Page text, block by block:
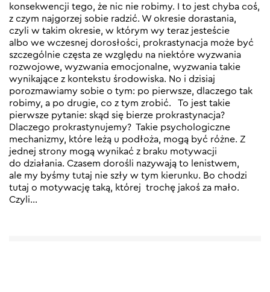
konsekwencji tego, że nic nie robimy. I to jest chyba coś,
z czym najgorzej sobie radzić. W okresie dorastania,
czyli w takim okresie, w którym wy teraz jesteście
albo we wczesnej dorosłości, prokrastynacja może być
szczególnie częsta ze względu na niektóre wyzwania
rozwojowe, wyzwania emocjonalne, wyzwania takie
wynikające z kontekstu środowiska. No i dzisiaj
porozmawiamy sobie o tym: po pierwsze, dlaczego tak
robimy, a po drugie, co z tym zrobić. To jest takie
pierwsze pytanie: skąd się bierze prokrastynacja?
Dlaczego prokrastynujemy? Takie psychologiczne
mechanizmy, które leżą u podłoża, mogą być różne. Z
jednej strony mogą wynikać z braku motywacji
do działania. Czasem dorośli nazywają to lenistwem,
ale my byśmy tutaj nie szły w tym kierunku. Bo chodzi
tutaj o motywację taką, której trochę jakoś za mało.
Czyli…